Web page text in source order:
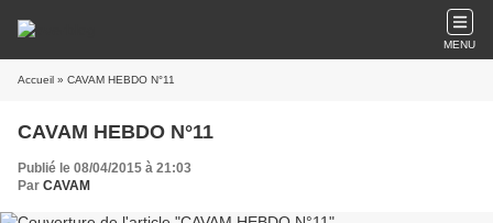
MENU
Accueil » CAVAM HEBDO N°11
CAVAM HEBDO N°11
Publié le 08/04/2015 à 21:03
Par CAVAM